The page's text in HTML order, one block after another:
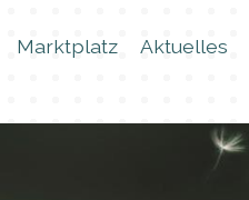
Marktplatz Aktuelles